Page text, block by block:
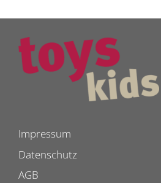
Impressum
Datenschutz
AGB